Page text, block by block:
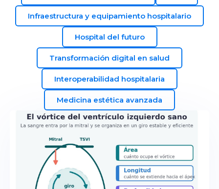
Infraestructura y equipamiento hospitalario
Hospital del futuro
Transformación digital en salud
Interoperabilidad hospitalaria
Medicina estética avanzada